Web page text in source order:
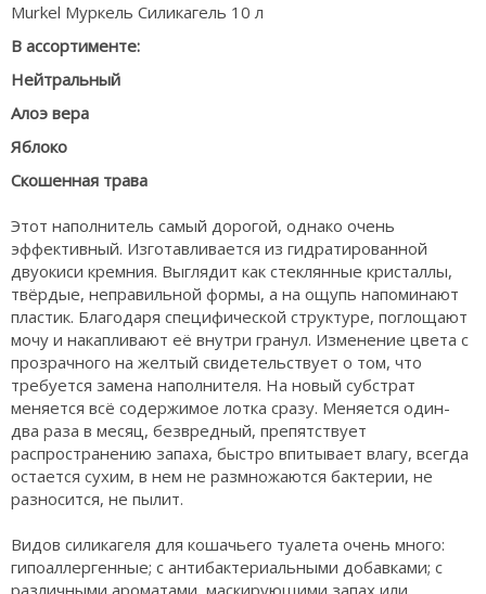
Murkel Муркель Силикагель 10 л
В ассортименте:
Нейтральный
Алоэ вера
Яблоко
Скошенная трава
Этот наполнитель самый дорогой, однако очень
эффективный. Изготавливается из гидратированной
двуокиси кремния. Выглядит как стеклянные кристаллы,
твёрдые, неправильной формы, а на ощупь напоминают
пластик. Благодаря специфической структуре, поглощают
мочу и накапливают её внутри гранул. Изменение цвета с
прозрачного на желтый свидетельствует о том, что
требуется замена наполнителя. На новый субстрат
меняется всё содержимое лотка сразу. Меняется один-
два раза в месяц, безвредный, препятствует
распространению запаха, быстро впитывает влагу, всегда
остается сухим, в нем не размножаются бактерии, не
разносится, не пылит.
Видов силикагеля для кошачьего туалета очень много:
гипоаллергенные; с антибактериальными добавками; с
различными ароматами, маскирующими запах или